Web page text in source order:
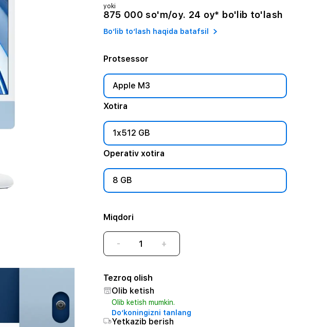
yoki
875 000 so'm/oy. 24 oy* bo'lib to'lash
Bo‘lib to‘lash haqida batafsil
Protsessor
Apple M3
Xotira
1x512 GB
Operativ xotira
8 GB
Miqdori
- +
Tezroq olish
Olib ketish
Olib ketish mumkin.
Do‘koningizni tanlang
Yetkazib berish